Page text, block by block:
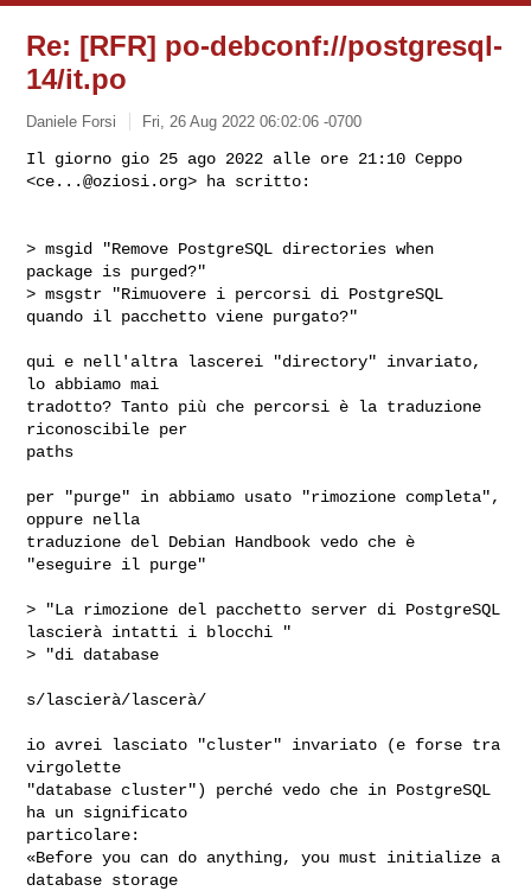
Re: [RFR] po-debconf://postgresql-
14/it.po
Daniele Forsi Fri, 26 Aug 2022 06:02:06 -0700
Il giorno gio 25 ago 2022 alle ore 21:10 Ceppo
<ce...@oziosi.org> ha scritto:
> msgid "Remove PostgreSQL directories when
package is purged?"
> msgstr "Rimuovere i percorsi di PostgreSQL
quando il pacchetto viene purgato?"
qui e nell'altra lascerei "directory" invariato,
lo abbiamo mai
tradotto? Tanto più che percorsi è la traduzione
riconoscibile per
paths
per "purge" in abbiamo usato "rimozione completa",
oppure nella
traduzione del Debian Handbook vedo che è
"eseguire il purge"
> "La rimozione del pacchetto server di PostgreSQL
lascierà intatti i blocchi "
> "di database
s/lascierà/lascerà/
io avrei lasciato "cluster" invariato (e forse tra
virgolette
"database cluster") perché vedo che in PostgreSQL
ha un significato
particolare:
«Before you can do anything, you must initialize a
database storage